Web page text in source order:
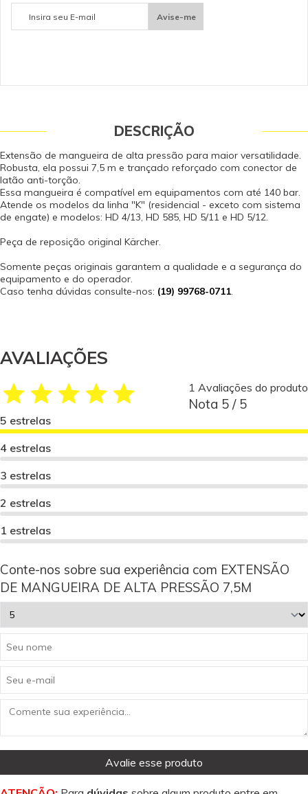
Avise-me
DESCRIÇÃO
Extensão de mangueira de alta pressão para maior versatilidade.
Robusta, ela possui 7,5 m e trançado reforçado com conector de
latão anti-torção.
Essa mangueira é compatível em equipamentos com até 140 bar.
Atende os modelos da linha "K" (residencial - exceto com sistema
de engate) e modelos: HD 4/13, HD 585, HD 5/11 e HD 5/12.
Peça de reposição original Kärcher.
Somente peças originais garantem a qualidade e a segurança do
equipamento e do operador.
Caso tenha dúvidas consulte-nos: (19) 99768-0711.
AVALIAÇÕES
1 Avaliações do produto
Nota 5 / 5
5 estrelas
4 estrelas
3 estrelas
2 estrelas
1 estrelas
Conte-nos sobre sua experiência com EXTENSÃO
DE MANGUEIRA DE ALTA PRESSÃO 7,5M
Avalie esse produto